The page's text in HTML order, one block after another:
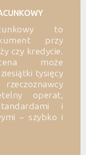
to
przy
czy kredycie.
może
tysięcy
operat,
i
– szybko i